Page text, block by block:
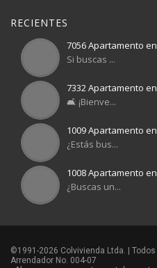
RECIENTES
7056 Apartamento en
Si buscas ...
7332 Apartamento en
🛋️ ¡Bienve...
1009 Apartamento en
¿Estás bus...
1008 Apartamento en
¿Buscas un...
©1991-2026 Colvivienda Ltda. |
Arrendador No. 004-07